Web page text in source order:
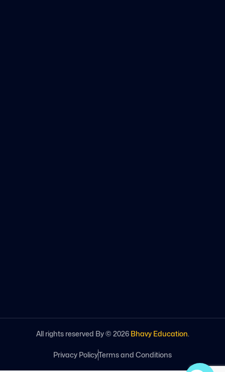
All rights reserved By © 2026 Bhavy Education.
Privacy PolicyTerms and Conditions